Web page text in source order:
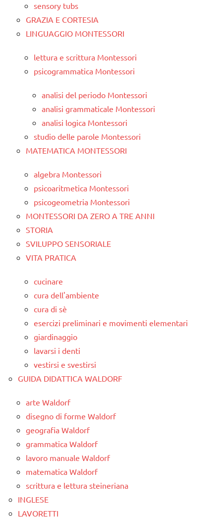
sensory tubs
GRAZIA E CORTESIA
LINGUAGGIO MONTESSORI
lettura e scrittura Montessori
psicogrammatica Montessori
analisi del periodo Montessori
analisi grammaticale Montessori
analisi logica Montessori
studio delle parole Montessori
MATEMATICA MONTESSORI
algebra Montessori
psicoaritmetica Montessori
psicogeometria Montessori
MONTESSORI DA ZERO A TRE ANNI
STORIA
SVILUPPO SENSORIALE
VITA PRATICA
cucinare
cura dell'ambiente
cura di sè
esercizi preliminari e movimenti elementari
giardinaggio
lavarsi i denti
vestirsi e svestirsi
GUIDA DIDATTICA WALDORF
arte Waldorf
disegno di forme Waldorf
geografia Waldorf
grammatica Waldorf
lavoro manuale Waldorf
matematica Waldorf
scrittura e lettura steineriana
INGLESE
LAVORETTI